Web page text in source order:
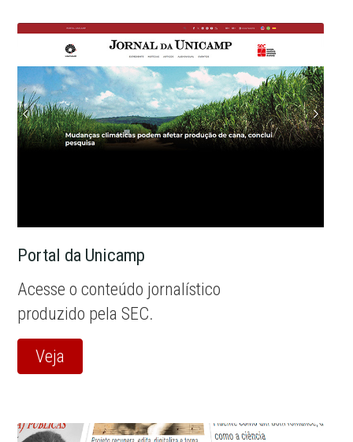
Portal da Unicamp
Acesse o conteúdo jornalístico
produzido pela SEC.
Veja